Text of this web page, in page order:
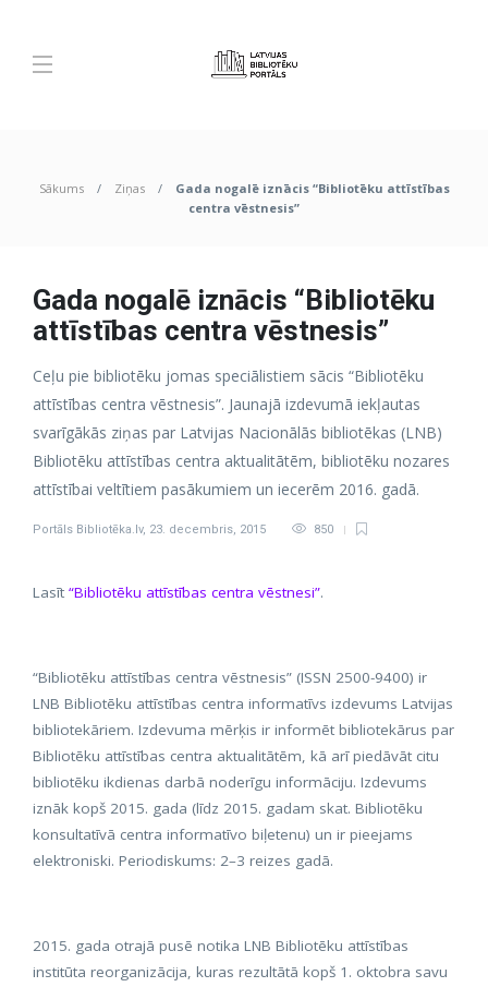
Sākums Ziņas
Gada nogalē iznācis “Bibliotēku attīstības
centra vēstnesis”
Gada nogalē iznācis “Bibliotēku
attīstības centra vēstnesis”
Ceļu pie bibliotēku jomas speciālistiem sācis “Bibliotēku
attīstības centra vēstnesis”. Jaunajā izdevumā iekļautas
svarīgākās ziņas par Latvijas Nacionālās bibliotēkas (LNB)
Bibliotēku attīstības centra aktualitātēm, bibliotēku nozares
attīstībai veltītiem pasākumiem un iecerēm 2016. gadā.
Portāls Bibliotēka.lv, 23. decembris, 2015 850
Lasīt “Bibliotēku attīstības centra vēstnesi”.
“Bibliotēku attīstības centra vēstnesis” (ISSN 2500-9400) ir
LNB Bibliotēku attīstības centra informatīvs izdevums Latvijas
bibliotekāriem. Izdevuma mērķis ir informēt bibliotekārus par
Bibliotēku attīstības centra aktualitātēm, kā arī piedāvāt citu
bibliotēku ikdienas darbā noderīgu informāciju. Izdevums
iznāk kopš 2015. gada (līdz 2015. gadam skat. Bibliotēku
konsultatīvā centra informatīvo biļetenu) un ir pieejams
elektroniski. Periodiskums: 2–3 reizes gadā.
2015. gada otrajā pusē notika LNB Bibliotēku attīstības
institūta reorganizācija, kuras rezultātā kopš 1. oktobra savu